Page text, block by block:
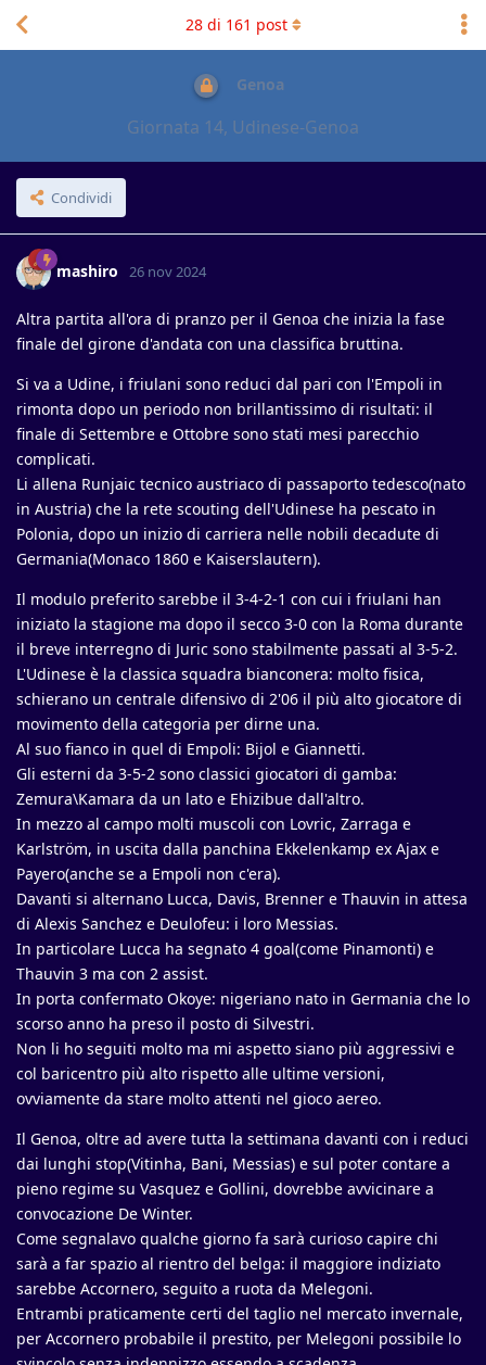
Genoa
Giornata 14, Udinese-Genoa
Condividi
28di 161 post
mashiro 26 nov 2024
Altra partita all'ora di pranzo per il Genoa che inizia la fase
finale del girone d'andata con una classifica bruttina.
Si va a Udine, i friulani sono reduci dal pari con l'Empoli in
rimonta dopo un periodo non brillantissimo di risultati: il
finale di Settembre e Ottobre sono stati mesi parecchio
complicati.
Li allena Runjaic tecnico austriaco di passaporto tedesco(nato
in Austria) che la rete scouting dell'Udinese ha pescato in
Polonia, dopo un inizio di carriera nelle nobili decadute di
Germania(Monaco 1860 e Kaiserslautern).
Il modulo preferito sarebbe il 3-4-2-1 con cui i friulani han
iniziato la stagione ma dopo il secco 3-0 con la Roma durante
il breve interregno di Juric sono stabilmente passati al 3-5-2.
L'Udinese è la classica squadra bianconera: molto fisica,
schierano un centrale difensivo di 2'06 il più alto giocatore di
movimento della categoria per dirne una.
Al suo fianco in quel di Empoli: Bijol e Giannetti.
Gli esterni da 3-5-2 sono classici giocatori di gamba:
Zemura\Kamara da un lato e Ehizibue dall'altro.
In mezzo al campo molti muscoli con Lovric, Zarraga e
Karlström, in uscita dalla panchina Ekkelenkamp ex Ajax e
Payero(anche se a Empoli non c'era).
Davanti si alternano Lucca, Davis, Brenner e Thauvin in attesa
di Alexis Sanchez e Deulofeu: i loro Messias.
In particolare Lucca ha segnato 4 goal(come Pinamonti) e
Thauvin 3 ma con 2 assist.
In porta confermato Okoye: nigeriano nato in Germania che lo
scorso anno ha preso il posto di Silvestri.
Non li ho seguiti molto ma mi aspetto siano più aggressivi e
col baricentro più alto rispetto alle ultime versioni,
ovviamente da stare molto attenti nel gioco aereo.
Il Genoa, oltre ad avere tutta la settimana davanti con i reduci
dai lunghi stop(Vitinha, Bani, Messias) e sul poter contare a
pieno regime su Vasquez e Gollini, dovrebbe avvicinare a
convocazione De Winter.
Come segnalavo qualche giorno fa sarà curioso capire chi
sarà a far spazio al rientro del belga: il maggiore indiziato
sarebbe Accornero, seguito a ruota da Melegoni.
Entrambi praticamente certi del taglio nel mercato invernale,
per Accornero probabile il prestito, per Melegoni possibile lo